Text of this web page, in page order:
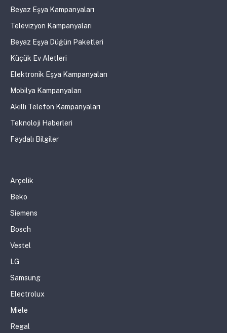
Beyaz Eşya Kampanyaları
Televizyon Kampanyaları
Beyaz Eşya Düğün Paketleri
Küçük Ev Aletleri
Elektronik Eşya Kampanyaları
Mobilya Kampanyaları
Akıllı Telefon Kampanyaları
Teknoloji Haberleri
Faydalı Bilgiler
Arçelik
Beko
Siemens
Bosch
Vestel
LG
Samsung
Electrolux
Miele
Regal